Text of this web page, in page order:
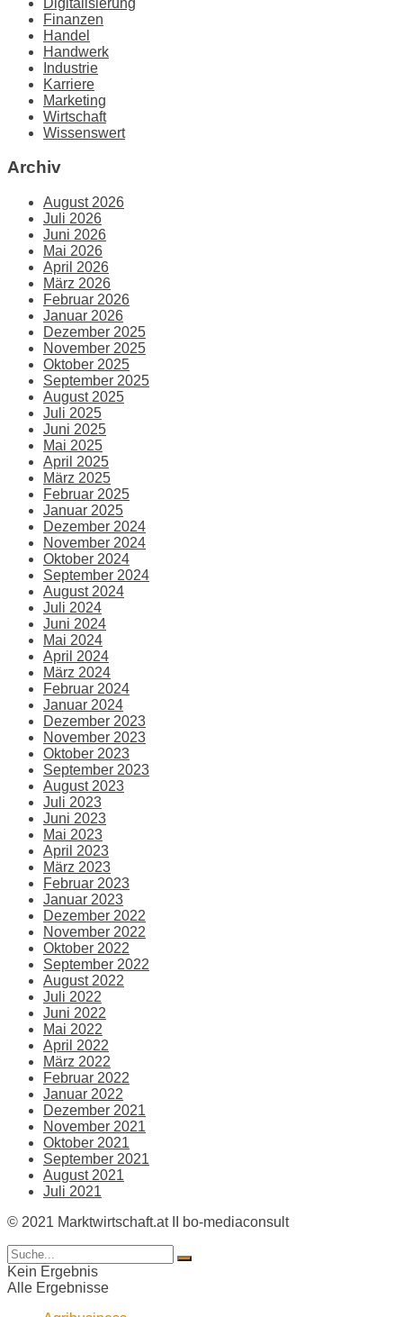
Finanzen
Handel
Handwerk
Industrie
Karriere
Marketing
Wirtschaft
Wissenswert
Archiv
August 2026
Juli 2026
Juni 2026
Mai 2026
April 2026
März 2026
Februar 2026
Januar 2026
Dezember 2025
November 2025
Oktober 2025
September 2025
August 2025
Juli 2025
Juni 2025
Mai 2025
April 2025
März 2025
Februar 2025
Januar 2025
Dezember 2024
November 2024
Oktober 2024
September 2024
August 2024
Juli 2024
Juni 2024
Mai 2024
April 2024
März 2024
Februar 2024
Januar 2024
Dezember 2023
November 2023
Oktober 2023
September 2023
August 2023
Juli 2023
Juni 2023
Mai 2023
April 2023
März 2023
Februar 2023
Januar 2023
Dezember 2022
November 2022
Oktober 2022
September 2022
August 2022
Juli 2022
Juni 2022
Mai 2022
April 2022
März 2022
Februar 2022
Januar 2022
Dezember 2021
November 2021
Oktober 2021
September 2021
August 2021
Juli 2021
© 2021 Marktwirtschaft.at II bo-mediaconsult
Kein Ergebnis
Alle Ergebnisse